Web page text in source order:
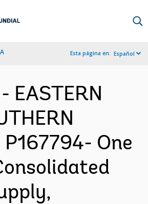
Esta página en: Español
EASTERN
P167794- One